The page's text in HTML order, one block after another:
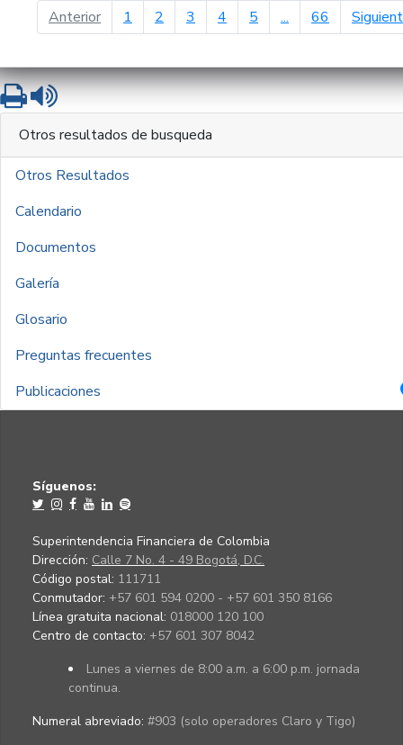
Anteriorpágina anterior
1 2 3 4 5 ... 66
ImprimirLeer contenido
Otros resultados de busqueda
Otros Resultados
Calendario
Documentos
Galería
Glosario
Preguntas frecuentes
Publicaciones
Síguenos:
Superintendencia Financiera de Colombia
Dirección: Calle 7 No. 4 - 49 Bogotá, D.C.
Código postal: 111711
Conmutador: +57 601 594 0200 - +57 601 350 8166
Línea gratuita nacional: 018000 120 100
Centro de contacto: +57 601 307 8042
Lunes a viernes de 8:00 a.m. a 6:00 p.m. jornada
continua.
Numeral abreviado: #903 (solo operadores Claro y Tigo)